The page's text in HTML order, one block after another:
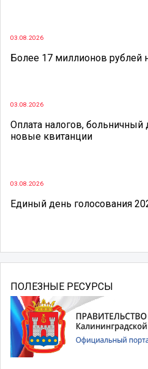
03.08.2026
Более 17 миллионов рублей
03.08.2026
Оплата налогов, больничный
новые квитанции
03.08.2026
Единый день голосования
ПОЛЕЗНЫЕ РЕСУРСЫ